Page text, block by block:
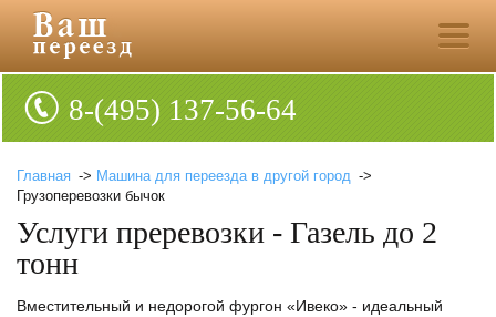
8-(495) 137-56-64
Главная -> Машина для переезда в другой город ->
Грузоперевозки бычок
Услуги преревозки - Газель до 2
тонн
Вместительный и недорогой фургон «Ивеко» - идеальный